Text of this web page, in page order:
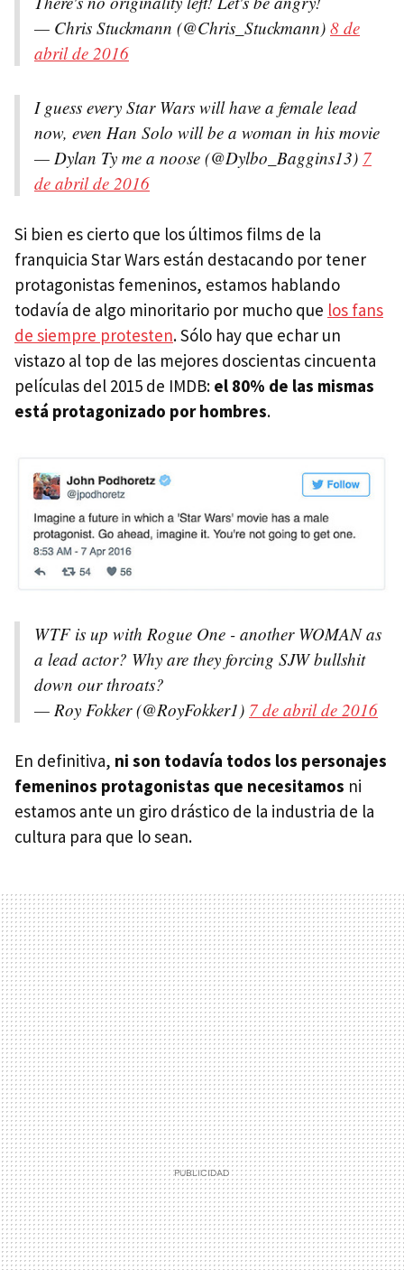
— Chris Stuckmann (@Chris_Stuckmann) 8 de
abril de 2016
I guess every Star Wars will have a female lead
now, even Han Solo will be a woman in his movie
— Dylan Ty me a noose (@Dylbo_Baggins13) 7
de abril de 2016
Si bien es cierto que los últimos films de la
franquicia Star Wars están destacando por tener
protagonistas femeninos, estamos hablando
todavía de algo minoritario por mucho que los fans
de siempre protesten. Sólo hay que echar un
vistazo al top de las mejores doscientas cincuenta
películas del 2015 de IMDB: el 80% de las mismas
está protagonizado por hombres.
WTF is up with Rogue One - another WOMAN as
a lead actor? Why are they forcing SJW bullshit
down our throats?
— Roy Fokker (@RoyFokker1) 7 de abril de 2016
En definitiva, ni son todavía todos los personajes
femeninos protagonistas que necesitamos ni
estamos ante un giro drástico de la industria de la
cultura para que lo sean.